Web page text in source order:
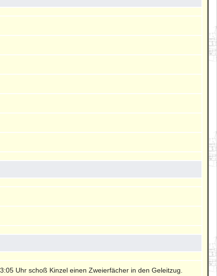
Uhr schoß Kinzel einen Zweierfächer in den Geleitzug.